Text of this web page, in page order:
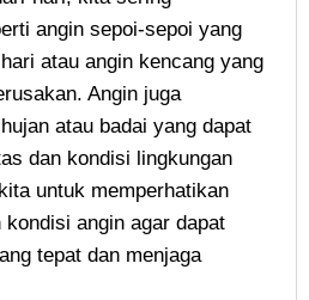
angin sepoi-sepoi yang
atau angin kencang yang
Angin juga
atau badai yang dapat
dan kondisi lingkungan
untuk memperhatikan
kondisi angin agar dapat
tepat dan menjaga